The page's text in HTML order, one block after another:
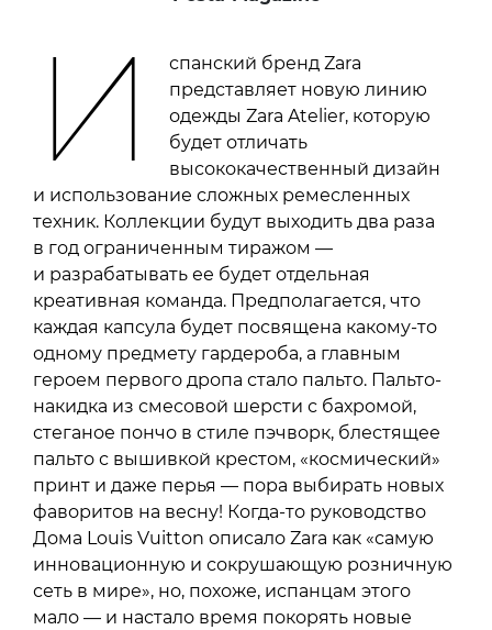
И
спанский бренд Zara
представляет новую линию
одежды Zara Atelier, которую
будет отличать
высококачественный дизайн
и использование сложных ремесленных
техник. Коллекции будут выходить два раза
в год ограниченным тиражом —
и разрабатывать ее будет отдельная
креативная команда. Предполагается, что
каждая капсула будет посвящена какому-то
одному предмету гардероба, а главным
героем первого дропа стало пальто. Пальто-
накидка из смесовой шерсти с бахромой,
стеганое пончо в стиле пэчворк, блестящее
пальто с вышивкой крестом, «космический»
принт и даже перья — пора выбирать новых
фаворитов на весну! Когда-то руководство
Дома Louis Vuitton описало Zara как «самую
инновационную и сокрушающую розничную
сеть в мире», но, похоже, испанцам этого
мало — и настало время покорять новые